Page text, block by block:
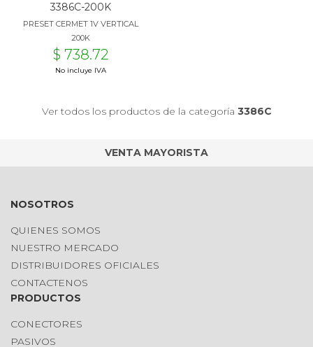
3386C-200K
PRESET CERMET 1V VERTICAL
200K
$ 738.72
No incluye IVA
Ver todos los productos de la categoría 3386C
VENTA MAYORISTA
NOSOTROS
QUIENES SOMOS
NUESTRO MERCADO
DISTRIBUIDORES OFICIALES
CONTACTENOS
PRODUCTOS
CONECTORES
PASIVOS